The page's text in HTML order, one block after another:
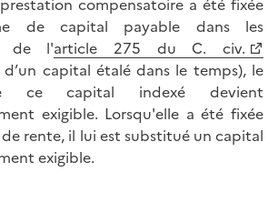
compensatoire a été fixée
de capital payable dans les
de l'article 275 du C. civ.
d’un capital étalé dans le temps), le
ce capital indexé devient
exigible. Lorsqu'elle a été fixée
rente, il lui est substitué un capital
exigible.